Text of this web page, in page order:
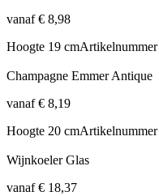
vanaf€ 8,98
Hoogte 19 cmArtikelnummer
Champagne Emmer Antique
vanaf€ 8,19
Hoogte 20 cmArtikelnummer
Wijnkoeler Glas
vanaf€ 18,37